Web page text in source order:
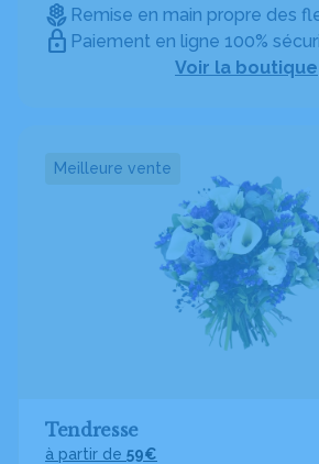
Remise en main propre des
Paiement en ligne 100%
Voir la boutique
Meilleure vente
Tendresse
à partir de 59€